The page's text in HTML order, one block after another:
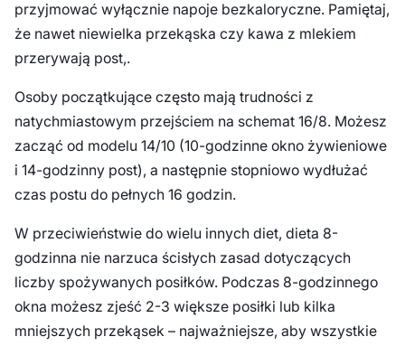
przyjmować wyłącznie napoje bezkaloryczne. Pamiętaj,
że nawet niewielka przekąska czy kawa z mlekiem
przerywają post,.
Osoby początkujące często mają trudności z
natychmiastowym przejściem na schemat 16/8. Możesz
zacząć od modelu 14/10 (10-godzinne okno żywieniowe
i 14-godzinny post), a następnie stopniowo wydłużać
czas postu do pełnych 16 godzin.
W przeciwieństwie do wielu innych diet, dieta 8-
godzinna nie narzuca ścisłych zasad dotyczących
liczby spożywanych posiłków. Podczas 8-godzinnego
okna możesz zjeść 2-3 większe posiłki lub kilka
mniejszych przekąsek – najważniejsze, aby wszystkie